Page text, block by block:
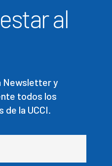
al
Newsletter y
todos los
la UCCI.